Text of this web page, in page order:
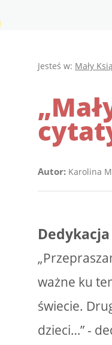
Jesteś w: Mały
Autor: Karolina
Dedykacja
ważne ku
świecie.
dzieci…” -